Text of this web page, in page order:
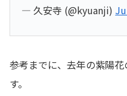
— 久安寺 (@kyuanji)
参考までに、去年の紫陽
す。